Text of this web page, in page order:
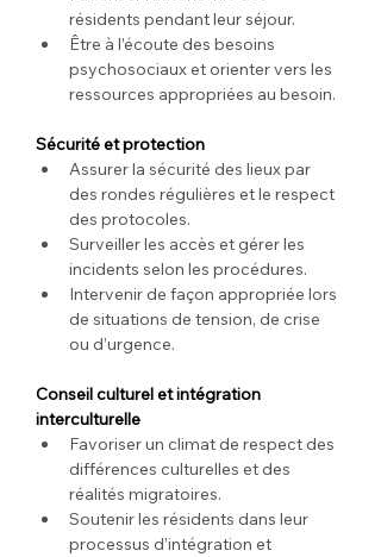
résidents pendant leur séjour.
Être à l’écoute des besoins
psychosociaux et orienter vers les
ressources appropriées au besoin.
Sécurité et protection
Assurer la sécurité des lieux par
des rondes régulières et le respect
des protocoles.
Surveiller les accès et gérer les
incidents selon les procédures.
Intervenir de façon appropriée lors
de situations de tension, de crise
ou d’urgence.
Conseil culturel et intégration
interculturelle
Favoriser un climat de respect des
différences culturelles et des
réalités migratoires.
Soutenir les résidents dans leur
processus d’intégration et